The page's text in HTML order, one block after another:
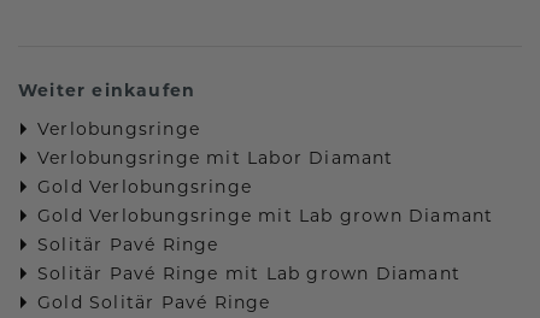
Weiter einkaufen
Verlobungsringe
Verlobungsringe mit Labor Diamant
Gold Verlobungsringe
Gold Verlobungsringe mit Lab grown Diamant
Solitär Pavé Ringe
Solitär Pavé Ringe mit Lab grown Diamant
Gold Solitär Pavé Ringe